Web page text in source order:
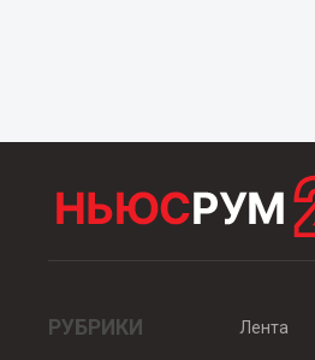
РУБРИКИ
Лента